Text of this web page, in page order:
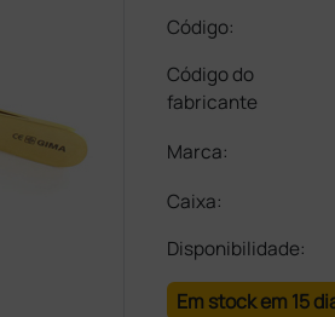
Código:
Código do
fabricante
Marca:
Caixa:
Disponibilidade:
Em stock em 15